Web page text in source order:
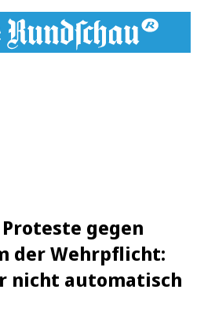
gegen
der Wehrpflicht:
nicht automatisch